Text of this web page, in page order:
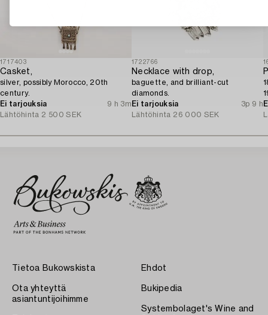
1717403
Casket,
silver, possibly Morocco, 20th
century.
Ei tarjouksia
9 h 3m
Lähtöhinta 2 500 SEK
1722766
Necklace with drop,
baguette, and brilliant-cut
diamonds.
Ei tarjouksia
3p 9 h
Lähtöhinta 26 000 SEK
Tietoa Bukowskista
Ota yhteyttä
asiantuntijoihimme
Ehdot
Bukipedia
Systembolaget's Wine and